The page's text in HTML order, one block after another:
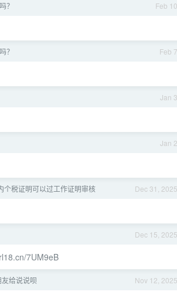
Feb 10
？
Feb 7
？
Jan 3
Jan 2
Dec 31, 2025
个税证明可以过工作证明审核
Dec 15, 2025
7UM9eB
Nov 12, 2025
给说说呗